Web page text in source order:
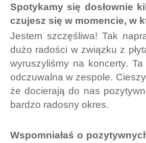
Spotykamy się dosłownie
czujesz się w momencie, w
Jestem szczęśliwa! Tak
dużo radości w związku z
wyruszyliśmy na koncerty.
odczuwalna w zespole.
że docierają do nas
bardzo radosny okres.
Wspomniałaś o